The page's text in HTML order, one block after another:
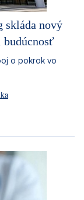
skláda nový
budúcnosť
o pokrok vo